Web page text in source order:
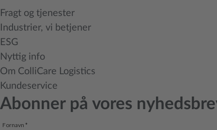
Fragt og tjenester
Industrier, vi betjener
ESG
Nyttig info
Om ColliCare Logistics
Kundeservice
Abonner på vores